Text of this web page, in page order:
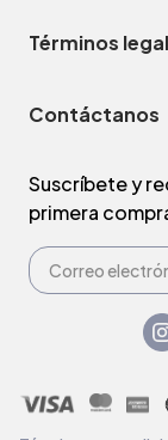
Términos
Contáctanos
Suscríbete y
primera